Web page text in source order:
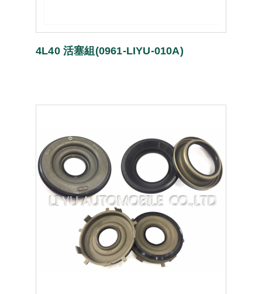
4L40 活塞組(0961-LIYU-010A)